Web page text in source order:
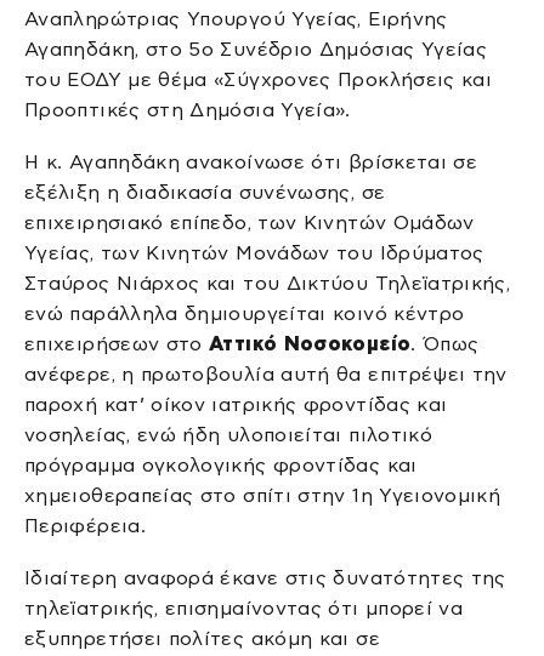
Αναπληρώτριας Υπουργού Υγείας, Ειρήνης
Αγαπηδάκη, στο 5ο Συνέδριο Δημόσιας Υγείας
του ΕΟΔΥ με θέμα «Σύγχρονες Προκλήσεις και
Προοπτικές στη Δημόσια Υγεία».
Η κ. Αγαπηδάκη ανακοίνωσε ότι βρίσκεται σε
εξέλιξη η διαδικασία συνένωσης, σε
επιχειρησιακό επίπεδο, των Κινητών Ομάδων
Υγείας, των Κινητών Μονάδων του Ιδρύματος
Σταύρος Νιάρχος και του Δικτύου Τηλεϊατρικής,
ενώ παράλληλα δημιουργείται κοινό κέντρο
επιχειρήσεων στοΑττικό Νοσοκομείο. Όπως
ανέφερε, η πρωτοβουλία αυτή θα επιτρέψει την
παροχή κατ’ οίκον ιατρικής φροντίδας και
νοσηλείας, ενώ ήδη υλοποιείται πιλοτικό
πρόγραμμα ογκολογικής φροντίδας και
χημειοθεραπείας στο σπίτι στην 1η Υγειονομική
Περιφέρεια.
Ιδιαίτερη αναφορά έκανε στις δυνατότητες της
τηλεϊατρικής, επισημαίνοντας ότι μπορεί να
εξυπηρετήσει πολίτες ακόμη και σε